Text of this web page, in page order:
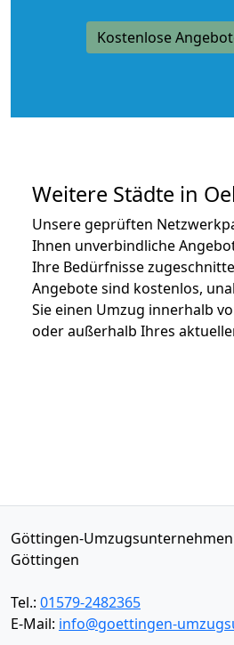
Kostenlose
Weitere Städte in
Unsere geprüften
Ihnen unverbindliche
Ihre Bedürfnisse
Angebote sind kostenlos,
Sie einen Umzug innerhalb
oder außerhalb Ihres
Göttingen-
Göttingen
Tel.: 01579-2482365
E-Mail: info@goettingen-